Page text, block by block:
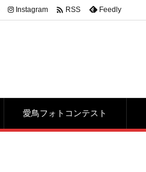
愛鳥フォトコンテスト
Instagram  RSS Feedly